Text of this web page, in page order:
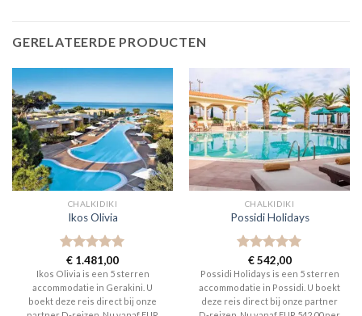
GERELATEERDE PRODUCTEN
CHALKIDIKI
Ikos Olivia
Gewaardeerd
5uit 5
€ 1.481,00
Ikos Olivia is een 5 sterren
accommodatie in Gerakini. U
boekt deze reis direct bij onze
CHALKIDIKI
Possidi Holidays
Gewaardeerd
5uit 5
€542,00
Possidi Holidays is een 5 sterren
accommodatie in Possidi. U boekt
deze reis direct bij onze partner